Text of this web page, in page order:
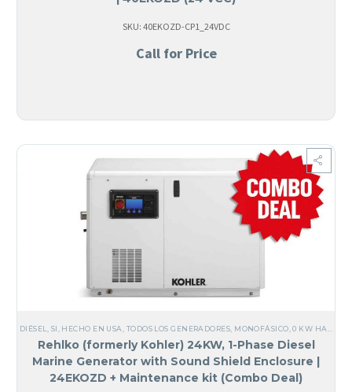
SKU: 40EKOZD-CP1_24VDC
Call for Price
DIÉSEL SI, HECHO EN USA TODOS LOS GENERADORES MONOFÁSICO ,0 KW HASTA 25 KW
Rehlko (formerly Kohler) 24KW, 1-Phase Diesel
Marine Generator with Sound Shield Enclosure |
24EKOZD + Maintenance kit (Combo Deal)